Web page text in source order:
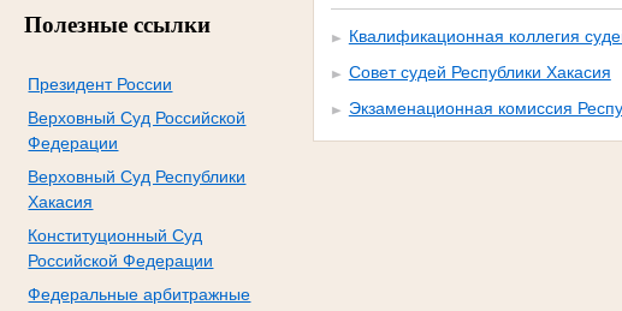
Полезные ссылки
Президент России
Верховный Суд Российской
Федерации
Верховный Суд Республики
Хакасия
Конституционный Суд
Российской Федерации
Федеральные арбитражные
Квалификационная коллегия
Совет судей Республики Хакасия
Экзаменационная комиссия